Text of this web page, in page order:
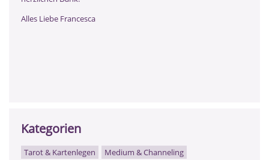
Alles Liebe Francesca
Kategorien
Tarot & Kartenlegen
Medium & Channeling